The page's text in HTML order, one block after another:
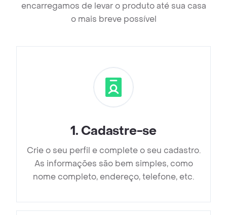
encarregamos de levar o produto até sua casa
o mais breve possível
1. Cadastre-se
Crie o seu perfil e complete o seu cadastro.
As informações são bem simples, como
nome completo, endereço, telefone, etc.